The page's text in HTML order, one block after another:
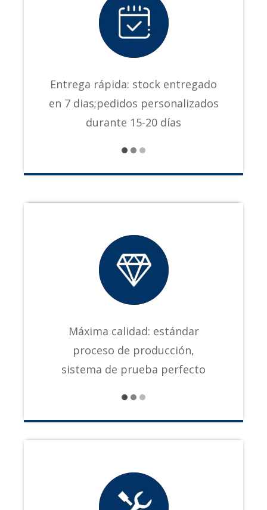
Entrega rápida: stock entregado
en 7 dias;pedidos personalizados
durante 15-20 días
Máxima calidad: estándar
proceso de producción,
sistema de prueba perfecto